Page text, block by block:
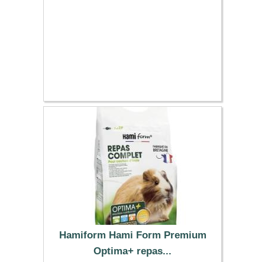
Hamiform Hami Form Premium
Optima+ repas...